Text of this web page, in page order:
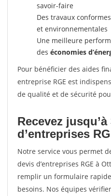
savoir-faire
Des travaux
et environnementales
Une meilleure
des économies
Pour bénéficier des aides
entreprise RGE est
de qualité et de sécurité
Recevez
d’entreprises
Notre service vous permet
devis d’entreprises RGE à
remplir un formulaire
besoins. Nos équipes